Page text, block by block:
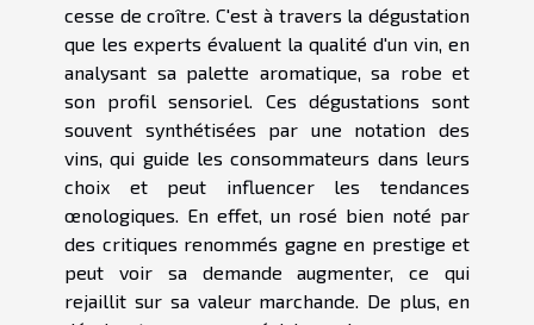
cesse de croître. C'est à travers la dégustation
que les experts évaluent la qualité d'un vin, en
analysant sa palette aromatique, sa robe et
son profil sensoriel. Ces dégustations sont
souvent synthétisées par une notation des
vins, qui guide les consommateurs dans leurs
choix et peut influencer les tendances
œnologiques. En effet, un rosé bien noté par
des critiques renommés gagne en prestige et
peut voir sa demande augmenter, ce qui
rejaillit sur sa valeur marchande. De plus, en